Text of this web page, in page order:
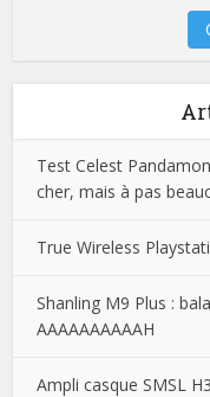
Test Celest
cher, mais à pas
True Wireless
Shanling M9 Plus :
AAAAAAAAAAH
Ampli casque SMSL